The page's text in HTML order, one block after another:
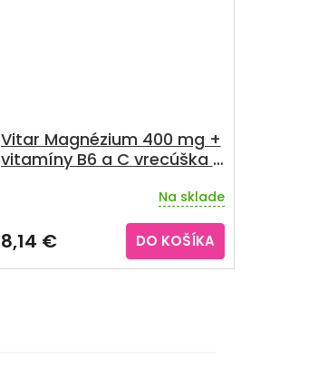
Vitar Magnézium 400 mg +
vitamíny B6 a C vrecúška s
Na sklade
8,14 € DO KOŠÍKA